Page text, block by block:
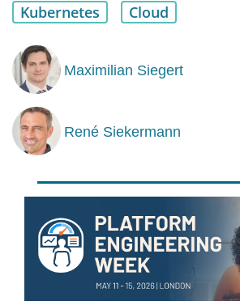
Kubernetes Cloud
Maximilian Siegert
René Siekermann